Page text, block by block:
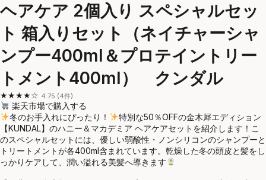
ヘアケア 2個入り スペシャルセッ
ト 箱入りセット（ネイチャーシャ
ンプー400ml＆プロテイントリー
トメント400ml） クンダル
★★★★☆ 4.75 (4件)
楽天市場で購入する
冬のお手入れにぴったり！
特別な50％OFFの金木犀エディション
【KUNDAL】のハニー＆マカデミア ヘアケアセットを紹介します！こ
のスペシャルセットには、優しい弱酸性・ノンシリコンのシャンプーと
トリートメントが各400ml含まれています。乾燥した冬の頭皮と髪をし
っかりケアして、潤い溢れる美髪へ導きます